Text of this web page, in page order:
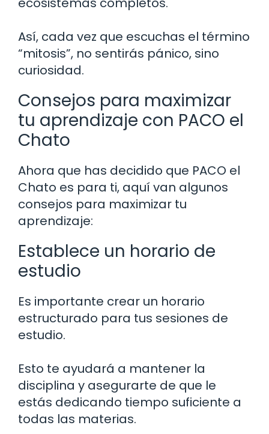
Así, cada vez que escuchas el término
“mitosis”, no sentirás pánico, sino
curiosidad.
Consejos para maximizar
tu aprendizaje con PACO el
Chato
Ahora que has decidido que PACO el
Chato es para ti, aquí van algunos
consejos para maximizar tu
aprendizaje:
Establece un horario de
estudio
Es importante crear un horario
estructurado para tus sesiones de
estudio.
Esto te ayudará a mantener la
disciplina y asegurarte de que le
estás dedicando tiempo suficiente a
todas las materias.